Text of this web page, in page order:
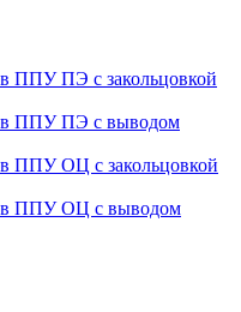
ППУ ПЭ с закольцовкой
ППУ ПЭ с выводом
ППУ ОЦ с закольцовкой
ППУ ОЦ с выводом